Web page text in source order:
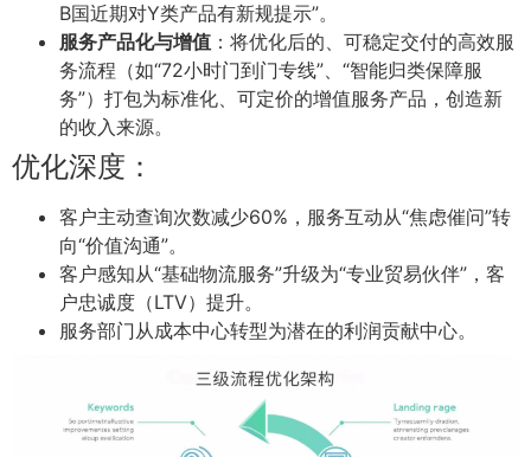
B国近期对Y类产品有新规提示”。
服务产品化与增值 ：将优化后的、可稳定交付的高效服
务流程（如“72小时门到门专线”、“智能归类保障服
务”）打包为标准化、可定价的增值服务产品，创造新
的收入来源。
优化深度：
客户主动查询次数减少60%，服务互动从“焦虑催问”转
向“价值沟通”。
客户感知从“基础物流服务”升级为“专业贸易伙伴”，客
户忠诚度（LTV）提升。
服务部门从成本中心转型为潜在的利润贡献中心。